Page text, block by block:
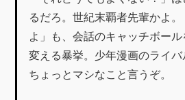
るだろ。世紀末覇者先輩かよ
よ」も、会話のキャッチボー
変える暴挙。少年漫画のライバ
ちょっとマシなこと言うぞ。